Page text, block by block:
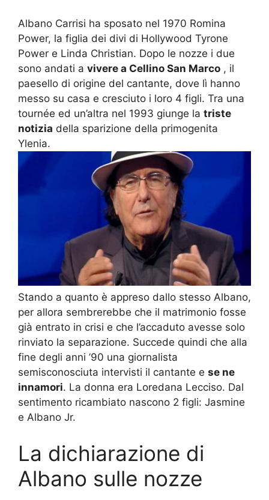
Albano Carrisi ha sposato nel 1970 Romina
Power, la figlia dei divi di Hollywood Tyrone
Power e Linda Christian. Dopo le nozze i due
sono andati a vivere a Cellino San Marco , il
paesello di origine del cantante, dove lì hanno
messo su casa e cresciuto i loro 4 figli. Tra una
tournée ed un’altra nel 1993 giunge la triste
notizia della sparizione della primogenita
Ylenia.
Stando a quanto è appreso dallo stesso Albano,
per allora sembrerebbe che il matrimonio fosse
già entrato in crisi e che l’accaduto avesse solo
rinviato la separazione. Succede quindi che alla
fine degli anni ’90 una giornalista
semisconosciuta intervisti il ​​cantante e se ne
innamori. La donna era Loredana Lecciso. Dal
sentimento ricambiato nascono 2 figli: Jasmine
e Albano Jr.
La dichiarazione di
Albano sulle nozze